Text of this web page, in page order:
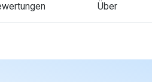
Über